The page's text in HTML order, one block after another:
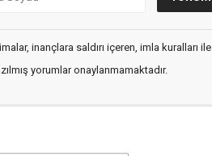
inançlara saldırı içeren, imla kuralları ile
yorumlar onaylanmamaktadır.